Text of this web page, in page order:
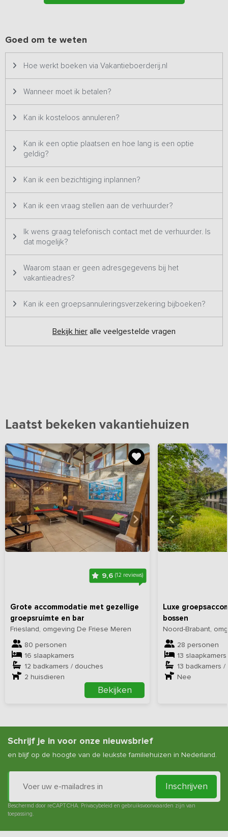
waarbij je heerlijk kunt zitten op het aanwezige tuinmeubilair.
Goed om te weten
Hoe werkt boeken via Vakantieboerderij.nl
Wanneer moet ik betalen?
Kan ik kosteloos annuleren?
Kan ik een optie plaatsen en hoe lang is een optie
geldig?
Kan ik een bezichtiging inplannen?
Kan ik een vraag stellen aan de verhuurder?
Ik wens graag telefonisch contact met de verhuurder. Is
dat mogelijk?
Waarom staan er geen adresgegevens bij het
vakantieadres?
Kan ik een groepsannuleringsverzekering bijboeken?
Bekijk hier alle veelgestelde vragen
Laatst bekeken vakantiehuizen
9,6(12 reviews)
Grote accommodatie met gezellige
groepsruimte en bar
Friesland, omgeving De Friese Meren
80 personen
16 slaapkamers
12 badkamers / douches
2 huisdieren
Bekijken
Bekijkhieralle foto's
Luxe
bossen
Noord-Brabant,
28 personen
13 slaapkamers
13 badkamers
Nee
Bekijk
Schrijf je in voor onze nieuwsbrief
en blijf op de hoogte van de leukste familiehuizen in Nederland.
Inschrijven
Beschermd door reCAPTCHA. Privacybeleid en gebruiksvoorwaarden zijn van
toepassing.